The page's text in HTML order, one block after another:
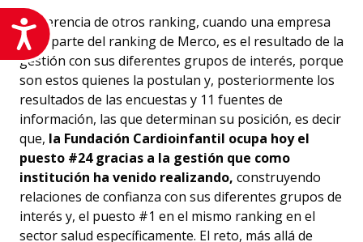
Accesibilidad
A diferencia de otros ranking, cuando una empresa
hace parte del ranking de Merco, es el resultado de la
gestión con sus diferentes grupos de interés, porque
son estos quienes la postulan y, posteriormente los
resultados de las encuestas y 11 fuentes de
información, las que determinan su posición, es decir
que, la Fundación Cardioinfantil ocupa hoy el
puesto #24 gracias a la gestión que como
institución ha venido realizando, construyendo
relaciones de confianza con sus diferentes grupos de
interés y, el puesto #1 en el mismo ranking en el
sector salud específicamente. El reto, más allá de